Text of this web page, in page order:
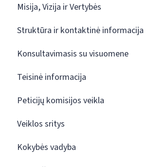
Misija, Vizija ir Vertybės
Struktūra ir kontaktinė informacija
Konsultavimasis su visuomene
Teisinė informacija
Peticijų komisijos veikla
Veiklos sritys
Kokybės vadyba